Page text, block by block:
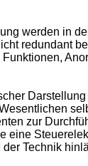
werden in
redundant
zur
Technik